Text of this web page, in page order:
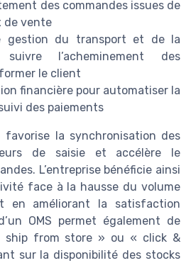
des commandes issues de
de vente
gestion du transport et de la
l’acheminement des
le client
financière pour automatiser la
des paiements
favorise la synchronisation des
de saisie et accélère le
L’entreprise bénéficie ainsi
face à la hausse du volume
en améliorant la satisfaction
OMS permet également de
ship from store » ou « click &
sur la disponibilité des stocks